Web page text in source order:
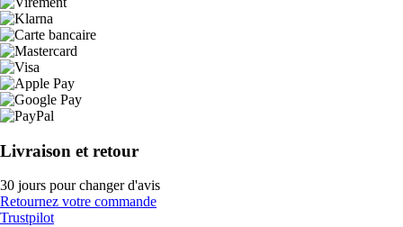
Livraison et retour
30 jours pour changer d'avis
Retournez votre commande
Trustpilot